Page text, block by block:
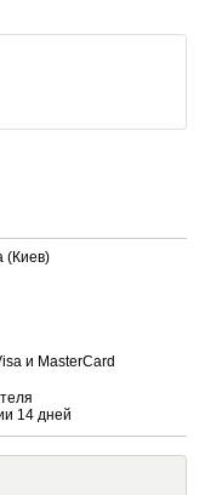
(Киев)
и MasterCard
14 дней